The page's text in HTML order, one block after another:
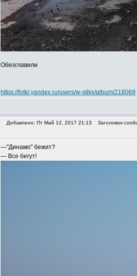
Обезглавили
https://fotki.yandex.ru/users/w-stiks/album/218069
Добавлено: Пт Май 12, 2017 21:13 Заголовок
—"Динамо" бежит?
— Все бегут!